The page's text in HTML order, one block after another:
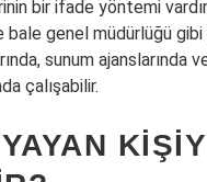
bir ifade yöntemi
bale genel müdürlüğü
sunum ajanslarında
çalışabilir.